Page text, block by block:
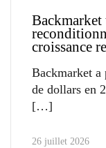
Backmarket
croissance
Backmarket
de dollars en
26 juillet 2026